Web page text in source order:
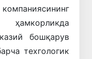
ҳамкорликда
бошқарув
техгологик